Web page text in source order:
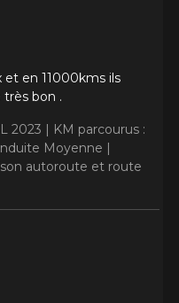
et en 11000kms ils
très bon .
2023 | KM parcourus :
Moyenne |
autoroute et route